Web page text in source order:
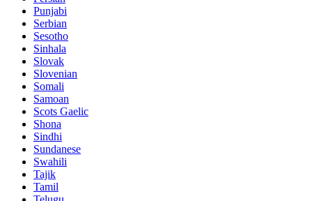
Punjabi
Serbian
Sesotho
Sinhala
Slovak
Slovenian
Somali
Samoan
Scots Gaelic
Shona
Sindhi
Sundanese
Swahili
Tajik
Tamil